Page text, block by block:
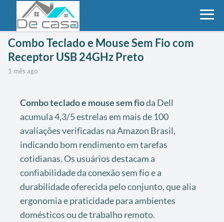
Combo Teclado e Mouse Sem Fio com
Receptor USB 24GHz Preto
1 mês ago
Combo teclado e mouse sem fioda Dell
acumula 4,3/5 estrelas em mais de 100
avaliações verificadas na Amazon Brasil,
indicando bom rendimento em tarefas
cotidianas. Os usuários destacam a
confiabilidade da conexão sem fio e a
durabilidade oferecida pelo conjunto, que alia
ergonomia e praticidade para ambientes
domésticos ou de trabalho remoto.